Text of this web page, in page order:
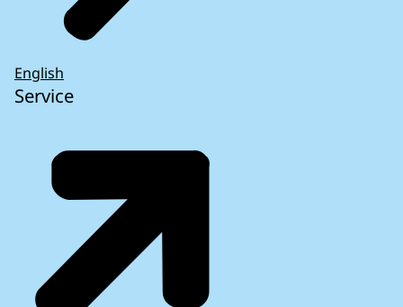
English
Service